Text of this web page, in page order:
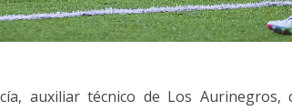
auxiliar técnico de Los